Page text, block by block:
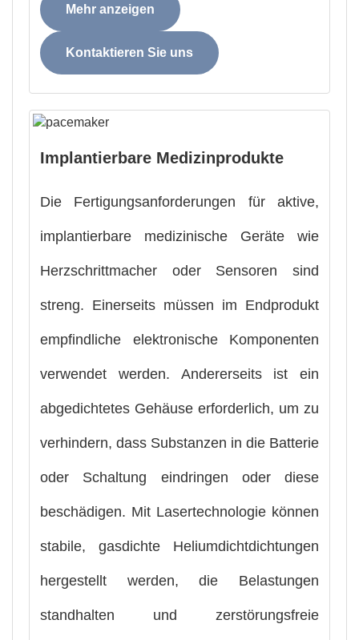
Mehr anzeigen
Kontaktieren Sie uns
Implantierbare Medizinprodukte
Die Fertigungsanforderungen für aktive,
implantierbare medizinische Geräte wie
Herzschrittmacher oder Sensoren sind
streng. Einerseits müssen im Endprodukt
empfindliche elektronische Komponenten
verwendet werden. Andererseits ist ein
abgedichtetes Gehäuse erforderlich, um zu
verhindern, dass Substanzen in die Batterie
oder Schaltung eindringen oder diese
beschädigen. Mit Lasertechnologie können
stabile, gasdichte Heliumdichtdichtungen
hergestellt werden, die Belastungen
standhalten und zerstörungsfreie